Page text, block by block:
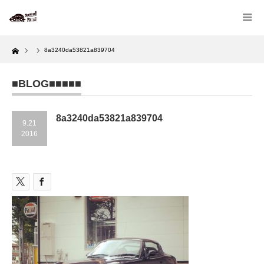
Home 8a3240da53821a839704
■BLOG■■■■■
9.21
2016
8a3240da53821a839704